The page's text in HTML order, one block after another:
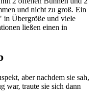
und nicht zu groß. Ein
in Übergröße und viele
ließen einen in
aber nachdem sie sah,
war, traute sie sich dann